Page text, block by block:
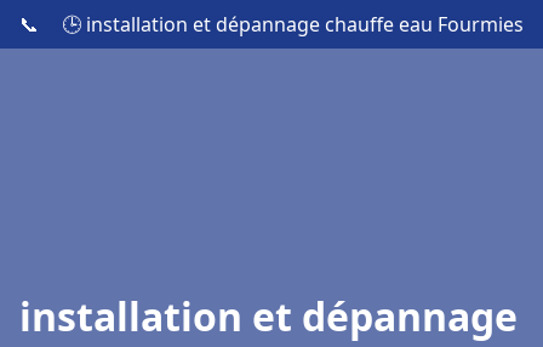
📞 🕒 installation et dépannage chauffe eau Fourmies
installation et dépannage